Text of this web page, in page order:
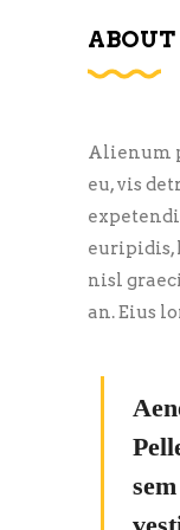
Alienum
eu, vis
euripidis,
nisl
an. Eius